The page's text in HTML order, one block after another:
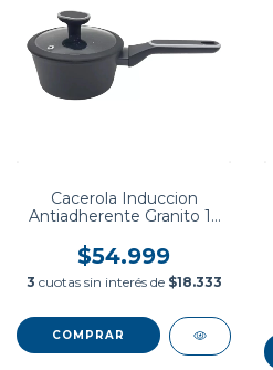
Cacerola Induccion
Antiadherente Granito 16
$54.999
3 cuotas sin interés de $18.333